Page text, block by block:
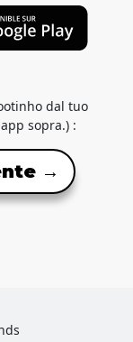
dal tuo
sopra.) :
→